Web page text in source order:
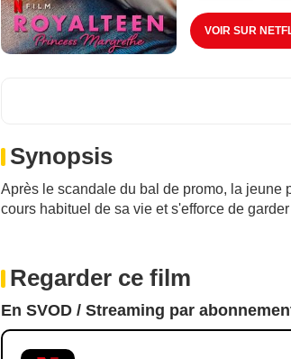
VOIR SUR
Synopsis
Après le scandale du bal de promo, la jeune
cours habituel de sa vie et s'efforce de
Regarder ce film
En SVOD / Streaming par